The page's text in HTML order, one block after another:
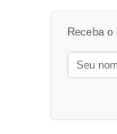
Receba o